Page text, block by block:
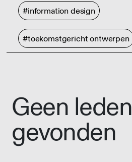
#information design
#toekomstgericht ontwerpen
Geen leden
gevonden